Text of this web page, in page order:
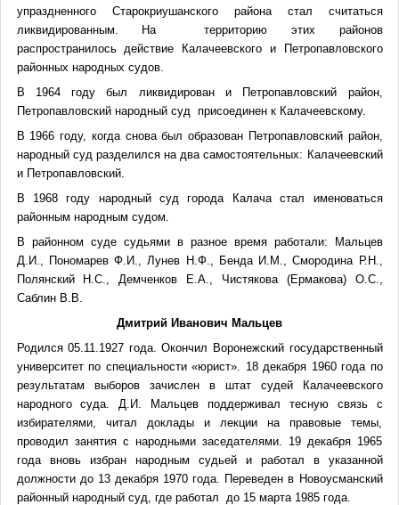
упраздненного Старокриушанского района стал считаться
ликвидированным. На территорию этих районов
распространилось действие Калачеевского и Петропавловского
районных народных судов.
В 1964 году был ликвидирован и Петропавловский район,
Петропавловский народный суд присоединен к Калачеевскому.
В 1966 году, когда снова был образован Петропавловский район,
народный суд разделился на два самостоятельных: Калачеевский
и Петропавловский.
В 1968 году народный суд города Калача стал именоваться
районным народным судом.
В районном суде судьями в разное время работали: Мальцев
Д.И., Пономарев Ф.И., Лунев Н.Ф., Бенда И.М., Смородина Р.Н.,
Полянский Н.С., Демченков Е.А., Чистякова (Ермакова) О.С.,
Саблин В.В.
Дмитрий Иванович Мальцев
Родился 05.11.1927 года. Окончил Воронежский государственный
университет по специальности «юрист». 18 декабря 1960 года по
результатам выборов зачислен в штат судей Калачеевского
народного суда. Д.И. Мальцев поддерживал тесную связь с
избирателями, читал доклады и лекции на правовые темы,
проводил занятия с народными заседателями. 19 декабря 1965
года вновь избран народным судьей и работал в указанной
должности до 13 декабря 1970 года. Переведен в Новоусманский
районный народный суд, где работал до 15 марта 1985 года.